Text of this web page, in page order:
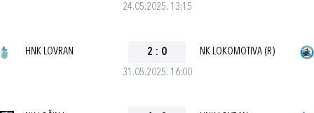
24.05.2025. 13:15
31.05.2025. 16:00
HNK LOVRAN 2 : 0 NK LOKOMOTIVA (R)